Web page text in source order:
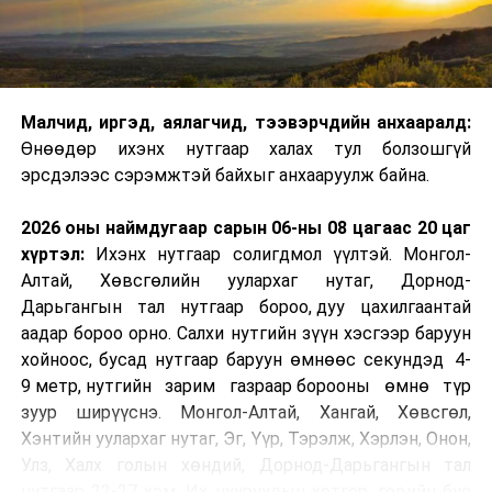
Цахим үйлчилгээ:http://my.tog.mn
Мэдээлэл, лавлагаа авах утас:70047004
УНШСАН: 5653
Зүүн Өмнөд Азийн аварга шалгаруулах шатрын
ӨМНӨХ МЭДЭЭ
Улаанбаатарт өдөртөө 23 хэм дулаан
Малчид, иргэд, аялагчид, тээвэрчдийн анхааралд:
Өнөөдөр ихэнх нутгаар халах тул болзошгүй
эрсдэлээс сэрэмжтэй байхыг анхааруулж байна.
2026 оны наймдугаар сарын 06-ны 08 цагаас 20 цаг
хүртэл:Ихэнх нутгаар солигдмол үүлтэй. Монгол-
Алтай, Хөвсгөлийн уулархаг нутаг, Дорнод-
Дарьгангын тал нутгаар бороо, дуу цахилгаантай
аадар бороо орно. Салхи нутгийн зүүн хэсгээр баруун
хойноос, бусад нутгаар баруун өмнөөс секундэд 4-
9 метр, нутгийн зарим газраар борооны өмнө түр
зуур ширүүснэ. Монгол-Алтай, Хангай, Хөвсгөл,
Хэнтийн уулархаг нутаг, Эг, Үүр, Тэрэлж, Хэрлэн, Онон,